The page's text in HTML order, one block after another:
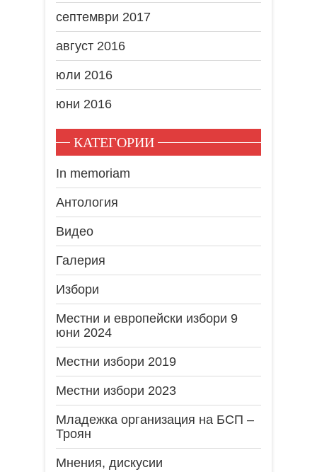
септември 2017
август 2016
юли 2016
юни 2016
КАТЕГОРИИ
In memoriam
Антология
Видео
Галерия
Избори
Местни и европейски избори 9
юни 2024
Местни избори 2019
Местни избори 2023
Младежка организация на БСП –
Троян
Мнения, дискусии